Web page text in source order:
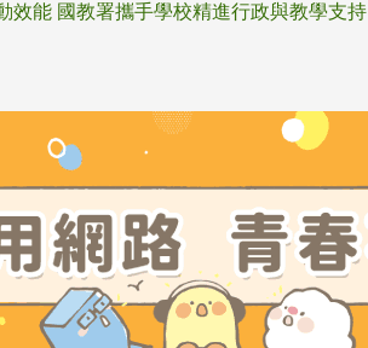
效能 國教署攜手學校精進行政與教學支持